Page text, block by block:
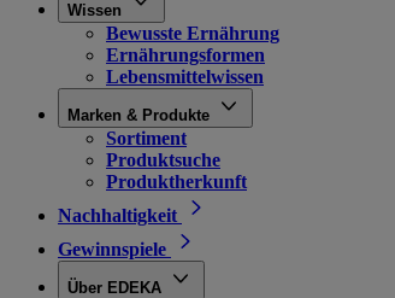
Wissen
Bewusste Ernährung
Ernährungsformen
Lebensmittelwissen
Marken & Produkte
Sortiment
Produktsuche
Produktherkunft
Nachhaltigkeit
Gewinnspiele
Über EDEKA